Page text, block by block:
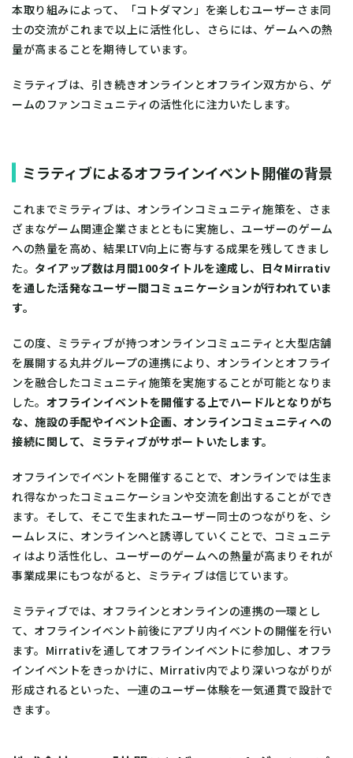
本取り組みによって、「コトダマン」を楽しむユーザーさま同
士の交流がこれまで以上に活性化し、さらには、ゲームへの熱
量が高まることを期待しています。
ミラティブは、引き続きオンラインとオフライン双方から、ゲ
ームのファンコミュニティの活性化に注力いたします。
ミラティブによるオフラインイベント開催の背景
これまでミラティブは、オンラインコミュニティ施策を、さま
ざまなゲーム関連企業さまとともに実施し、ユーザーのゲーム
への熱量を高め、結果LTV向上に寄与する成果を残してきまし
た。 タイアップ数は月間100タイトルを達成し、日々Mirrativ
を通した活発なユーザー間コミュニケーションが行われていま
す。
この度、ミラティブが持つオンラインコミュニティと大型店舗
を展開する丸井グループの連携により、オンラインとオフライ
ンを融合したコミュニティ施策を実施することが可能となりま
した。 オフラインイベントを開催する上でハードルとなりがち
な、施設の手配やイベント企画、オンラインコミュニティへの
接続に関して、ミラティブがサポートいたします。
オフラインでイベントを開催することで、オンラインでは生ま
れ得なかったコミュニケーションや交流を創出することができ
ます。そして、そこで生まれたユーザー同士のつながりを、シ
ームレスに、オンラインへと誘導していくことで、コミュニテ
ィはより活性化し、ユーザーのゲームへの熱量が高まりそれが
事業成果にもつながると、ミラティブは信じています。
ミラティブでは、オフラインとオンラインの連携の一環とし
て、オフラインイベント前後にアプリ内イベントの開催を行い
ます。Mirrativを通してオフラインイベントに参加し、オフラ
インイベントをきっかけに、Mirrativ内でより深いつながりが
形成されるといった、一連のユーザー体験を一気通貫で設計で
きます。